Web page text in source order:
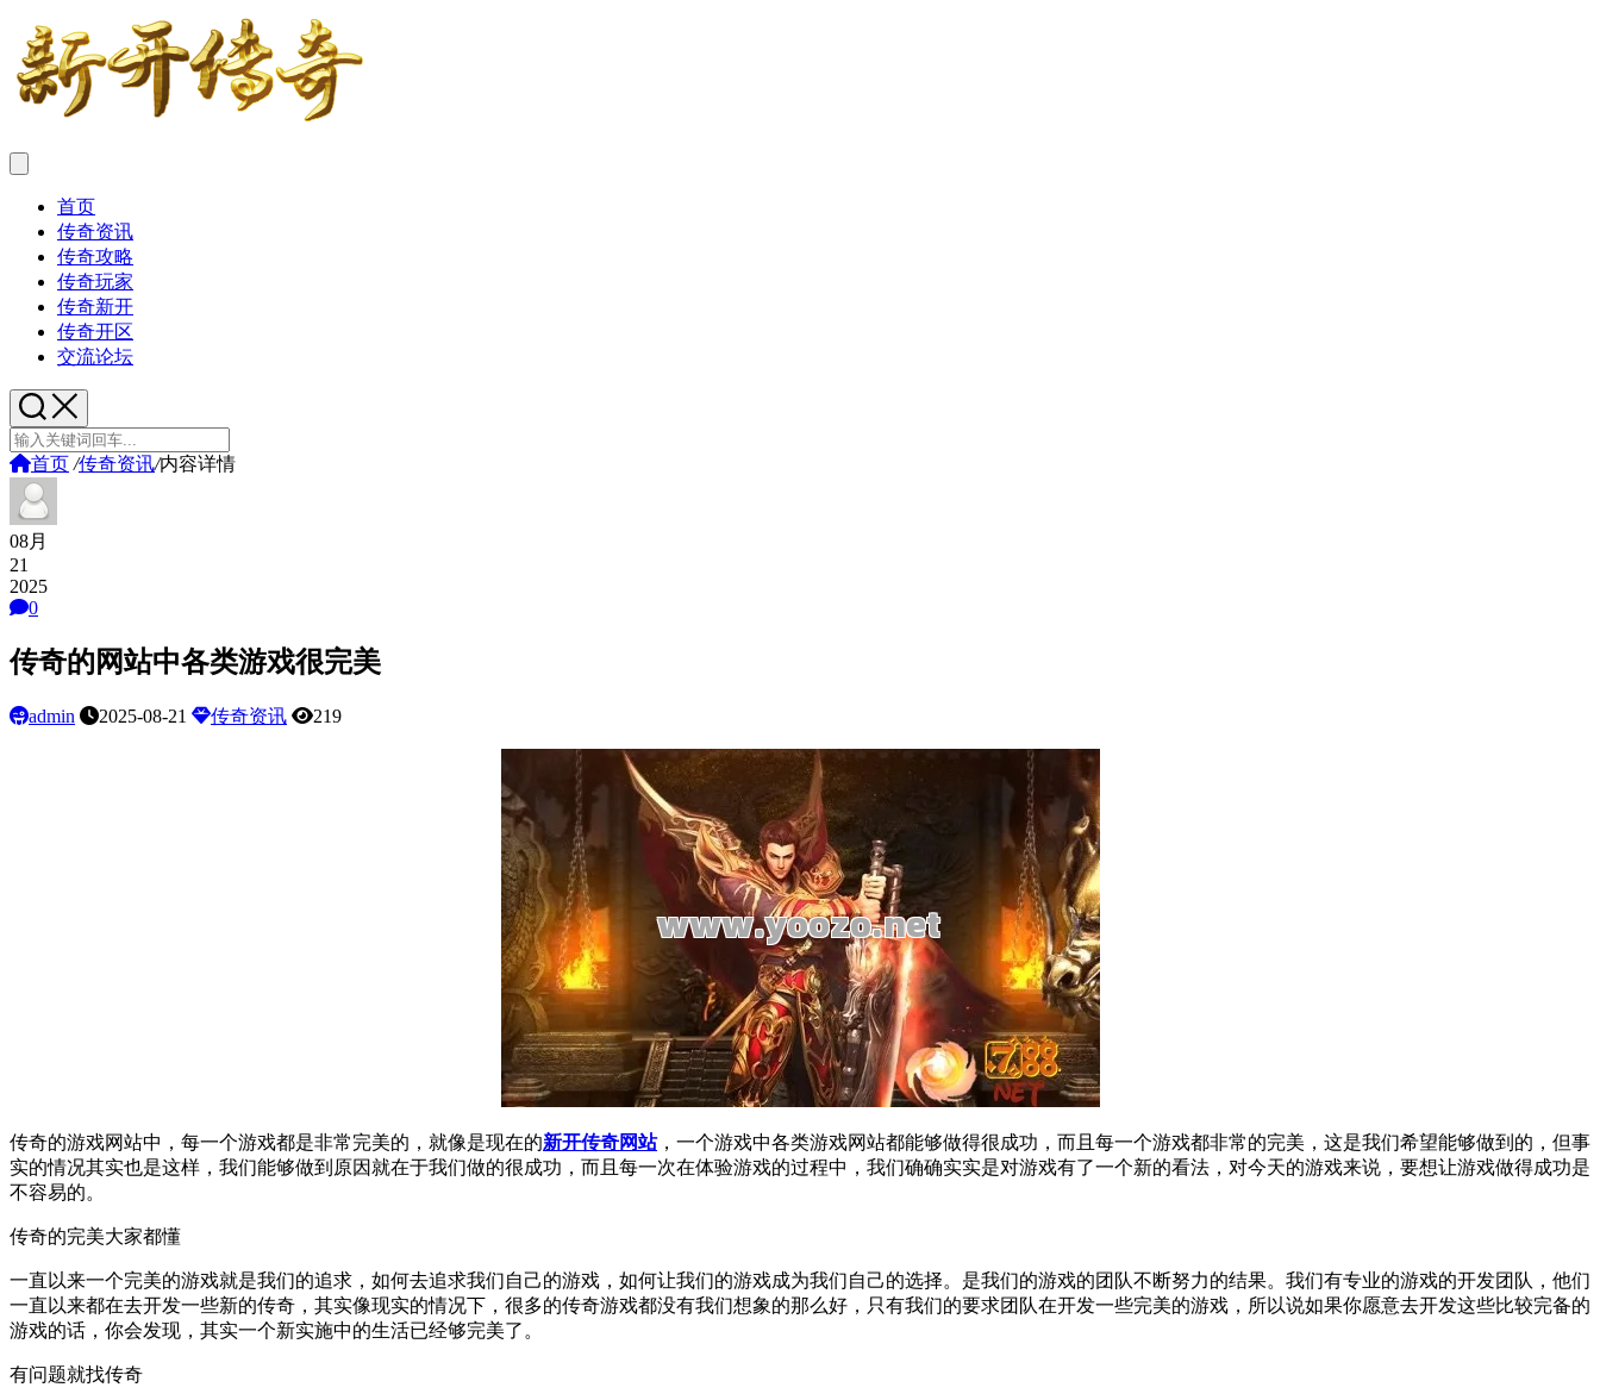
首页
传奇资讯
传奇攻略
传奇玩家
传奇新开
传奇开区
交流论坛
首页 /传奇资讯/内容详情
08月
21
2025
0
传奇的网站中各类游戏很完美
admin 2025-08-21 传奇资讯 219
传奇的游戏网站中，每一个游戏都是非常完美的，就像是现在的新开传奇网站，一个游戏中各类游戏网站都能够做得很成功，而且每一个游戏都非常的完美，这是我们希望能够做到的，但事
实的情况其实也是这样，我们能够做到原因就在于我们做的很成功，而且每一次在体验游戏的过程中，我们确确实实是对游戏有了一个新的看法，对今天的游戏来说，要想让游戏做得成功是
不容易的。
传奇的完美大家都懂
一直以来一个完美的游戏就是我们的追求，如何去追求我们自己的游戏，如何让我们的游戏成为我们自己的选择。是我们的游戏的团队不断努力的结果。我们有专业的游戏的开发团队，他们
一直以来都在去开发一些新的传奇，其实像现实的情况下，很多的传奇游戏都没有我们想象的那么好，只有我们的要求团队在开发一些完美的游戏，所以说如果你愿意去开发这些比较完备的
游戏的话，你会发现，其实一个新实施中的生活已经够完美了。
有问题就找传奇